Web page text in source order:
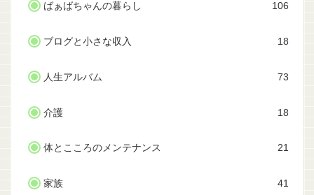
ばぁばちゃんの暮らし 106
ブログと小さな収入 18
人生アルバム 73
介護 18
体とこころのメンテナンス 21
家族 41